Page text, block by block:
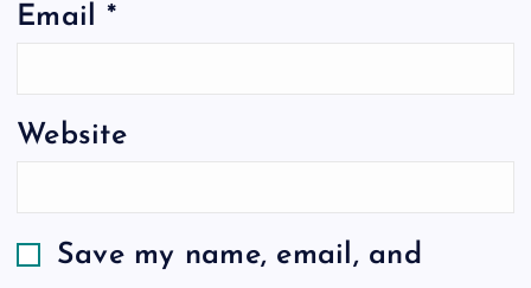
Email *
Website
Save my name, email, and